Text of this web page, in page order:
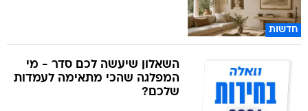
חדשות
השאלון שיעשה לכם סדר - מי
המפלגה שהכי מתאימה לעמדות
שלכם?